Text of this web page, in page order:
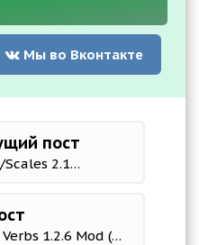
Мы во Вконтакте
пост
KeyChord - Piano Chords/Scales 2.146 Мод (полная версия)
English Irregular Verbs 1.2.6 Mod (PRO)